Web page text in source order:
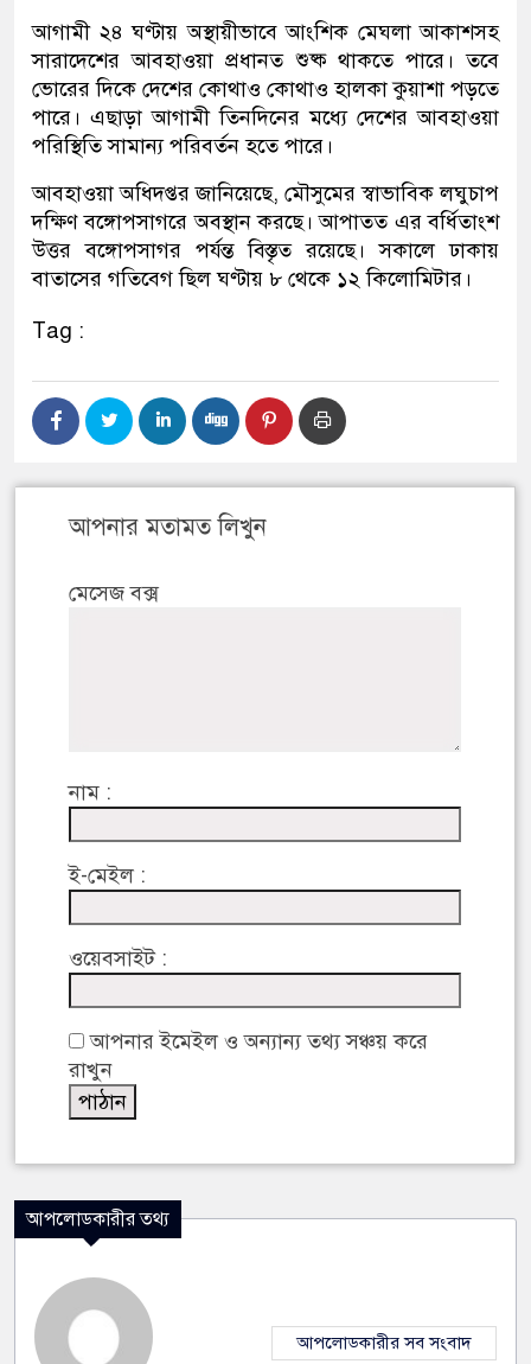
আগামী ২৪ ঘণ্টায় অস্থায়ীভাবে আংশিক মেঘলা আকাশসহ
সারাদেশের আবহাওয়া প্রধানত শুষ্ক থাকতে পারে। তবে
ভোরের দিকে দেশের কোথাও কোথাও হালকা কুয়াশা পড়তে
পারে। এছাড়া আগামী তিনদিনের মধ্যে দেশের আবহাওয়া
পরিস্থিতি সামান্য পরিবর্তন হতে পারে।
আবহাওয়া অধিদপ্তর জানিয়েছে, মৌসুমের স্বাভাবিক লঘুচাপ
দক্ষিণ বঙ্গোপসাগরে অবস্থান করছে। আপাতত এর বর্ধিতাংশ
উত্তর বঙ্গোপসাগর পর্যন্ত বিস্তৃত রয়েছে। সকালে ঢাকায়
বাতাসের গতিবেগ ছিল ঘণ্টায় ৮ থেকে ১২ কিলোমিটার।
Tag :
আপনার মতামত লিখুন
মেসেজ বক্স
নাম :
ই-মেইল :
ওয়েবসাইট :
আপনার ইমেইল ও অন্যান্য তথ্য সঞ্চয় করে
রাখুন
আপলোডকারীর তথ্য
আপলোডকারীর সব সংবাদ